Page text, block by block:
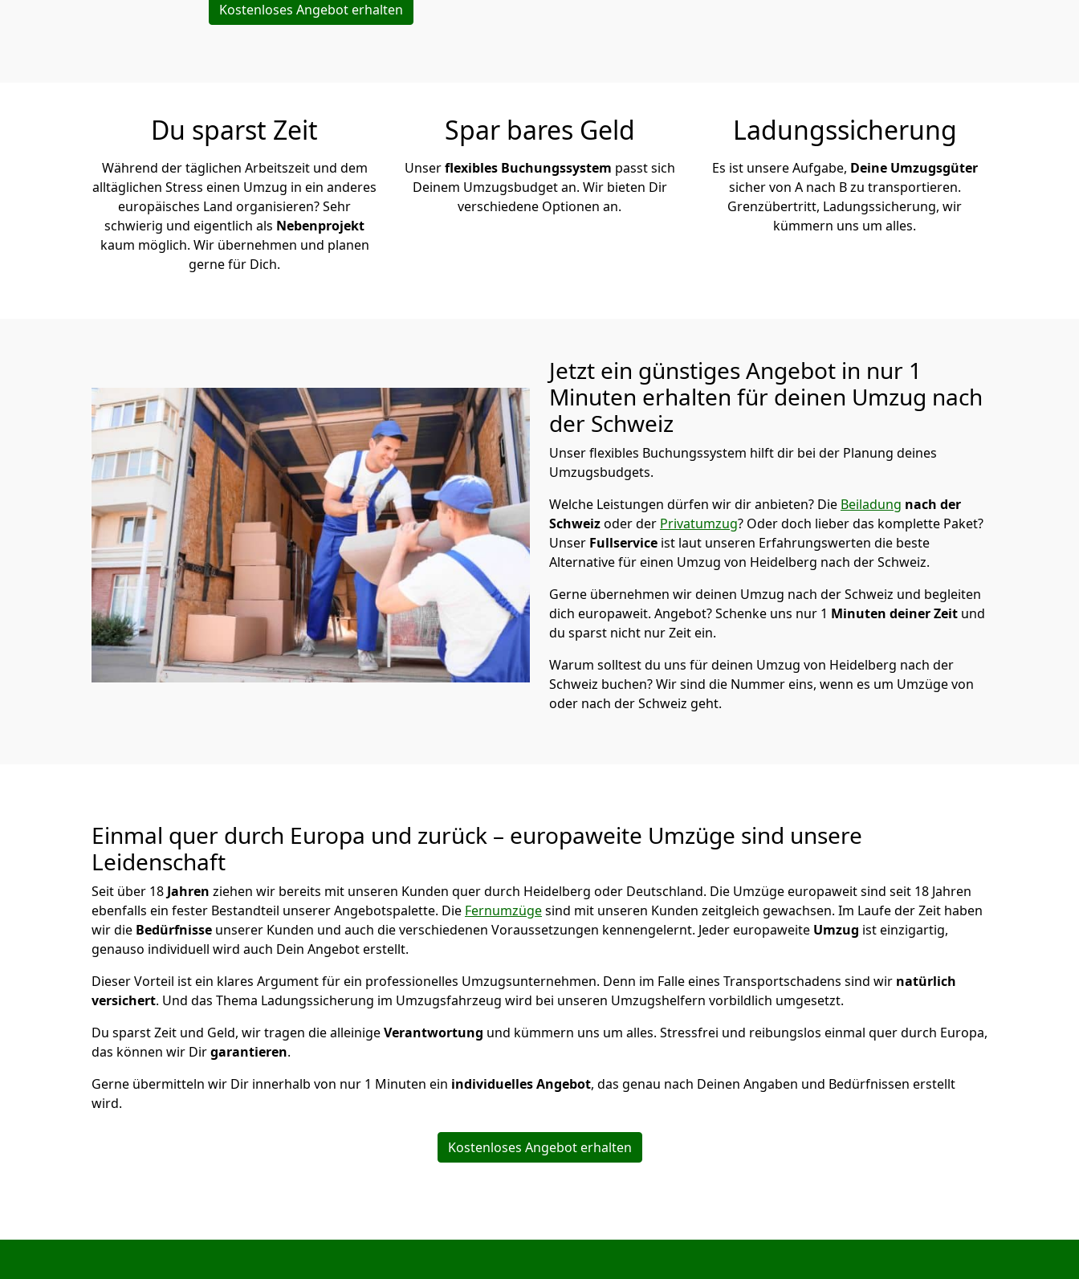
Kostenloses Angebot erhalten
Du sparst Zeit
Während der täglichen Arbeitszeit und dem
alltäglichen Stress einen Umzug in ein anderes
europäisches Land organisieren? Sehr
schwierig und eigentlich als Nebenprojekt
kaum möglich. Wir übernehmen und planen
gerne für Dich.
Spar bares Geld
Unserflexibles Buchungssystem passt sich
Deinem Umzugsbudget an. Wir bieten Dir
verschiedene Optionen an.
Ladungssicherung
Es ist unsere Aufgabe, Deine Umzugsgüter
sicher von A nach B zu transportieren.
Grenzübertritt, Ladungssicherung, wir
kümmern uns um alles.
Jetzt ein günstiges Angebot in nur 1
Minuten erhalten für deinen Umzug nach
der Schweiz
Unser flexibles Buchungssystem hilft dir bei der Planung deines
Umzugsbudgets.
Welche Leistungen dürfen wir dir anbieten? Die Beiladung nach der
Schweizoder der Privatumzug? Oder doch lieber das komplette Paket?
Unser Fullservice ist laut unseren Erfahrungswerten die beste
Alternative für einen Umzug von Heidelberg nach der Schweiz.
Gerne übernehmen wir deinen Umzug nach der Schweiz und begleiten
dich europaweit. Angebot? Schenke uns nur 1 Minuten deiner Zeit und
du sparst nicht nur Zeit ein.
Warum solltest du uns für deinen Umzug von Heidelberg nach der
Schweiz buchen? Wir sind die Nummer eins, wenn es um Umzüge von
oder nach der Schweiz geht.
Einmal quer durch Europa und zurück – europaweite Umzüge sind unsere
Leidenschaft
Seit über 18 Jahren ziehen wir bereits mit unseren Kunden quer durch Heidelberg oder Deutschland. Die Umzüge europaweit sind seit 18 Jahren
ebenfalls ein fester Bestandteil unserer Angebotspalette. Die Fernumzügesind mit unseren Kunden zeitgleich gewachsen. Im Laufe der Zeit haben
wir die Bedürfnisse unserer Kunden und auch die verschiedenen Voraussetzungen kennengelernt. Jeder europaweite Umzug ist einzigartig,
genauso individuell wird auch Dein Angebot erstellt.
Dieser Vorteil ist ein klares Argument für ein professionelles Umzugsunternehmen. Denn im Falle eines Transportschadens sind wir natürlich
versichert. Und das Thema Ladungssicherung im Umzugsfahrzeug wird bei unseren Umzugshelfern vorbildlich umgesetzt.
Du sparst Zeit und Geld, wir tragen die alleinigeVerantwortung und kümmern uns um alles. Stressfrei und reibungslos einmal quer durch Europa,
das können wir Dirgarantieren.
Gerne übermitteln wir Dir innerhalb von nur 1 Minuten ein individuelles Angebot, das genau nach Deinen Angaben und Bedürfnissen erstellt
wird.
Kostenloses Angebot erhalten